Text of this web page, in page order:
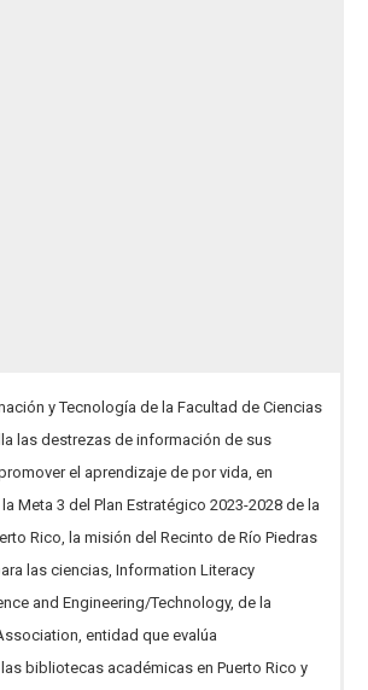
y Tecnología de la Facultad de Ciencias
las destrezas de información de sus
el aprendizaje de por vida, en
Meta 3 del Plan Estratégico 2023-2028 de la
Rico, la misión del Recinto de Río Piedras
las ciencias, Information Literacy
and Engineering/Technology, de la
entidad que evalúa
bibliotecas académicas en Puerto Rico y